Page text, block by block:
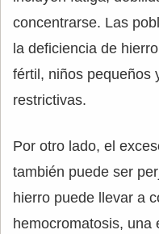
concentrarse. Las
la deficiencia de
fértil, niños pequeños
restrictivas.
Por otro lado, el
también puede ser
hierro puede llevar a
hemocromatosis, una